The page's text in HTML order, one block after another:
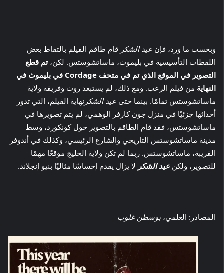
وبحسب ما ورد، فإن عيد الشكر قام طاقم الفيلم بالتقاط بعض
اللقطات التأسيسية في بليموث، ماساتشوستس. لكن،تم قطع
التصوير في الموقع الذي تم في متحف Cordage في بليموث في
النهاية من فيلم الرعب. ومع ذلك، لم يستبعد روث وفريقه ولاية
ماساتشوستس تمامًا. بينما حتى عيد الشكر نهاية الفيلم، التي تدور
أحداثها جزئيًا في منزل جون كارفر الوهمي، لم يتم تصويرها في
ماساتشوستس، فقد قام الطاقم بالتصوير حول كونكورد، وسط
مدينة ماساتشوستس التاريخي والشارع الرئيسي، وكذلك في أندوفر
القريبة، ماساتشوستس. ربما لم تكن ولاية الخليج موقعًا مهمًا
للتصوير، ولكن عيد الشكر لا يزال يقدم إحساسًا مثاليًا بنيو إنجلاند.
المصادر: العلمي، بوسطن غلوب